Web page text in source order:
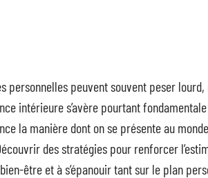
personnelles peuvent souvent peser
intérieure s’avère pourtant
la manière dont on se présente au
des stratégies pour renforcer
être et à s’épanouir tant sur le plan